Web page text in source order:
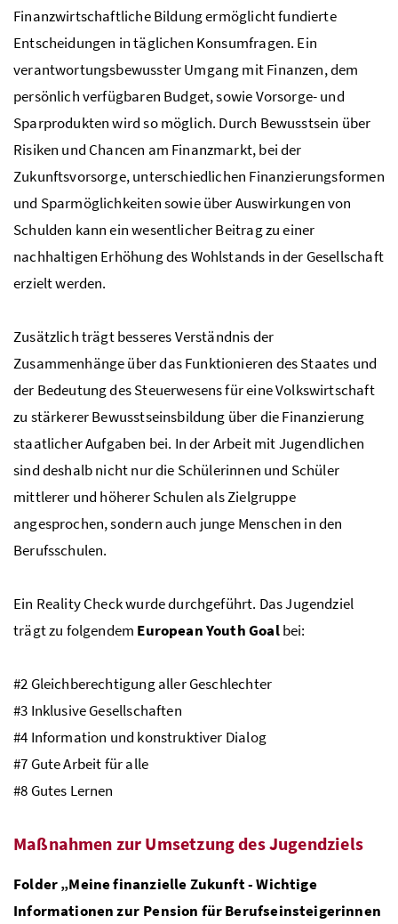
Finanzwirtschaftliche Bildung ermöglicht fundierte
Entscheidungen in täglichen Konsumfragen. Ein
verantwortungsbewusster Umgang mit Finanzen, dem
persönlich verfügbaren Budget, sowie Vorsorge- und
Sparprodukten wird so möglich. Durch Bewusstsein über
Risiken und Chancen am Finanzmarkt, bei der
Zukunftsvorsorge, unterschiedlichen Finanzierungsformen
und Sparmöglichkeiten sowie über Auswirkungen von
Schulden kann ein wesentlicher Beitrag zu einer
nachhaltigen Erhöhung des Wohlstands in der Gesellschaft
erzielt werden.
Zusätzlich trägt besseres Verständnis der
Zusammenhänge über das Funktionieren des Staates und
der Bedeutung des Steuerwesens für eine Volkswirtschaft
zu stärkerer Bewusstseinsbildung über die Finanzierung
staatlicher Aufgaben bei. In der Arbeit mit Jugendlichen
sind deshalb nicht nur die Schülerinnen und Schüler
mittlerer und höherer Schulen als Zielgruppe
angesprochen, sondern auch junge Menschen in den
Berufsschulen.
Ein Reality Checkwurde durchgeführt. Das Jugendziel
trägt zu folgendem European Youth Goalbei:
#2 Gleichberechtigung aller Geschlechter
#3 Inklusive Gesellschaften
#4 Information und konstruktiver Dialog
#7 Gute Arbeit für alle
#8 Gutes Lernen
Maßnahmen zur Umsetzung des Jugendziels
Folder „Meine finanzielle Zukunft - Wichtige
Informationen zur Pension für Berufseinsteigerinnen